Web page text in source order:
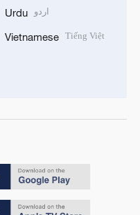
Urdu اردو
Vietnamese Tiếng Việt